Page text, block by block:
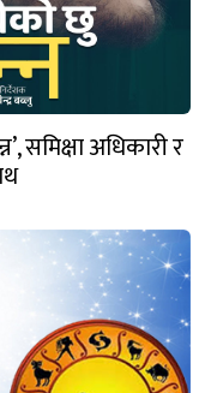
समिक्षा अधिकारी र